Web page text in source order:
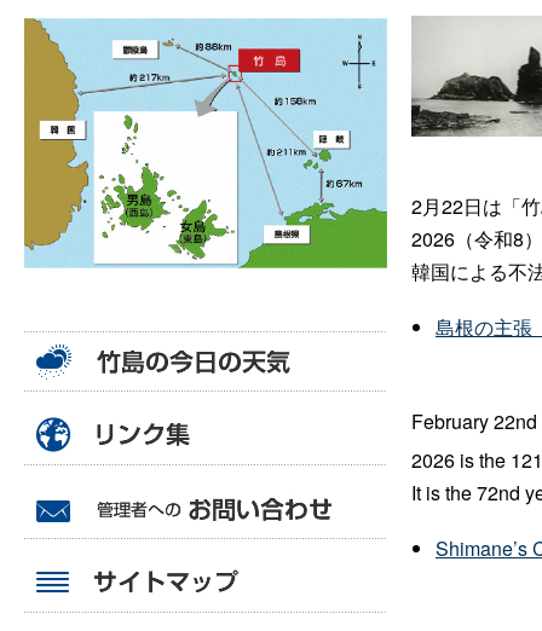
2月22日は「
2026（令和8
韓国による不
島根の主張
February 22nd
2026 is the
It is the 72nd
Shimane’s